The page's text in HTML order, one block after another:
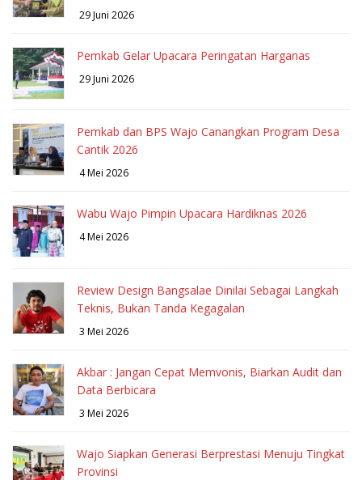
29 Juni 2026
Pemkab Gelar Upacara Peringatan Harganas
29 Juni 2026
Pemkab dan BPS Wajo Canangkan Program Desa
Cantik 2026
4 Mei 2026
Wabu Wajo Pimpin Upacara Hardiknas 2026
4 Mei 2026
Review Design Bangsalae Dinilai Sebagai Langkah
Teknis, Bukan Tanda Kegagalan
3 Mei 2026
Akbar : Jangan Cepat Memvonis, Biarkan Audit dan
Data Berbicara
3 Mei 2026
Wajo Siapkan Generasi Berprestasi Menuju Tingkat
Provinsi